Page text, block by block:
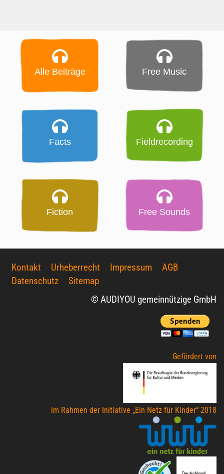
Alle Beiträge Free Music
Facts Fieldrecording
Fiction Free Sounds
Kontakt Urheberrecht Impressum
AGB
Datenschutz
Sitemap
© AUDIYOU gemeinnützige GmbH
Gefördert von
im Rahmen der Initiative „Ein Netz für Kinder“ 2018